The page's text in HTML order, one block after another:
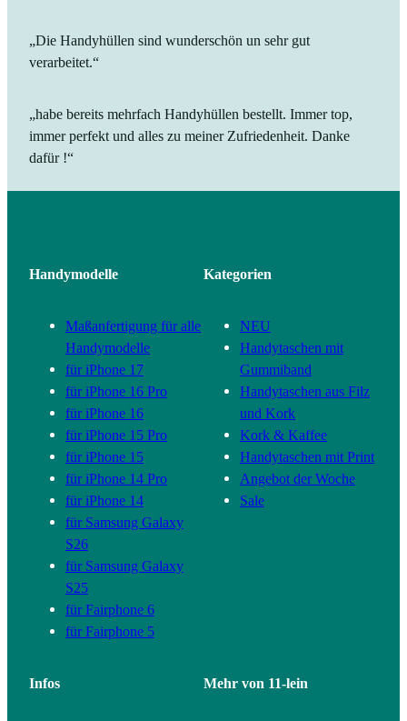
„Die Handyhüllen sind wunderschön un sehr gut
verarbeitet.“
„habe bereits mehrfach Handyhüllen bestellt. Immer top,
immer perfekt und alles zu meiner Zufriedenheit. Danke
dafür !“
Handymodelle
Maßanfertigung für alle
Handymodelle
für iPhone 17
für iPhone 16 Pro
für iPhone 16
für iPhone 15 Pro
für iPhone 15
für iPhone 14 Pro
für iPhone 14
für Samsung Galaxy
S26
für Samsung Galaxy
S25
für Fairphone 6
für Fairphone 5
Kategorien
NEU
Handytaschen mit
Gummiband
Handytaschen aus Filz
und Kork
Kork & Kaffee
Handytaschen mit Print
Angebot der Woche
Sale
Infos Mehr von 11-lein